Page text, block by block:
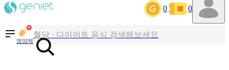
0 0
영양제
칼로리와 영양성분을 검색해보세요
혈당 · 다이어트 음식 검색해보세요
음식 · 영양제 리뷰를 찾아보세요